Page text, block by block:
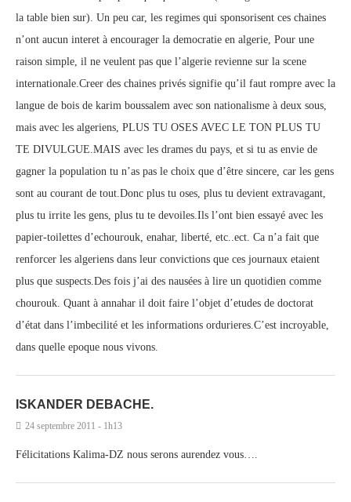
la table bien sur). Un peu car, les regimes qui sponsorisent ces chaines
n’ont aucun interet à encourager la democratie en algerie, Pour une
raison simple, il ne veulent pas que l’algerie revienne sur la scene
internationale.Creer des chaines privés signifie qu’il faut rompre avec la
langue de bois de karim boussalem avec son nationalisme à deux sous,
mais avec les algeriens, PLUS TU OSES AVEC LE TON PLUS TU
TE DIVULGUE.MAIS avec les drames du pays, et si tu as envie de
gagner la population tu n’as pas le choix que d’être sincere, car les gens
sont au courant de tout.Donc plus tu oses, plus tu devient extravagant,
plus tu irrite les gens, plus tu te devoiles.Ils l’ont bien essayé avec les
papier-toilettes d’echourouk, enahar, liberté, etc..ect. Ca n’a fait que
renforcer les algeriens dans leur convictions que ces journaux etaient
plus que suspects.Des fois j’ai des nausées à lire un quotidien comme
chourouk. Quant à annahar il doit faire l’objet d’etudes de doctorat
d’état dans l’imbecilité et les informations ordurieres.C’est incroyable,
dans quelle epoque nous vivons.
ISKANDER DEBACHE.
24 septembre 2011 - 1h13
Félicitations Kalima-DZ nous serons aurendez vous….